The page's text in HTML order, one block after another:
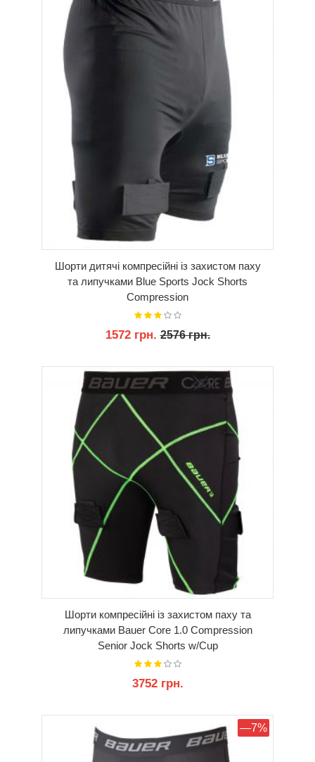
Шорти дитячі компресійні із захистом паху
та липучками Blue Sports Jock Shorts
Compression
1572 грн.2576 грн.
КУПИТИ
Шорти компресійні із захистом паху та
липучками Bauer Core 1.0 Compression
Senior Jock Shorts w/Cup
3752 грн.
—7%